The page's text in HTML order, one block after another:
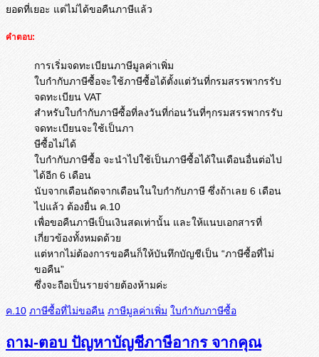
ยอดที่เยอะ แต่ไม่ได้ขอคืนภาษีแล้ว
คำตอบ:
การเริ่มจดทะเบียนภาษีมูลค่าเพิ่ม
ใบกำกับภาษีซื้อจะใช้ภาษีซื้อได้ตั้งแต่วันที่กรมสรรพากรรับ
จดทะเบียน VAT
สำหรับใบกำกับภาษีซื้อที่ลงวันที่ก่อนวันที่ๆกรมสรรพากรรับ
จดทะเบียนจะใช้เป็นภา
ษีซื้อไม่ได้
ใบกำกับภาษีซื้อ จะนำไปใช้เป็นภาษีซื้อได้ในเดือนอื่นต่อไป
ได้อีก 6 เดือน
นับจากเดือนถัดจากเดือนในใบกำกับภาษี ซึ่งถ้าเลย 6 เดือน
ไปแล้ว ต้องยื่น ค.10
เพื่อขอคืนภาษีเป็นเงินสดเท่านั้น และให้แนบเอกสารที่
เกี่ยวข้องทั้งหมดด้วย
แต่หากไม่ต้องการขอคืนก็ให้บันทึกบัญชีเป็น “ภาษีซื้อที่ไม่
ขอคืน”
ซึ่งจะถือเป็นรายจ่ายต้องห้ามค่ะ
ค.10 ภาษีซื้อที่ไม่ขอคืน ภาษีมูลค่าเพิ่ม ใบกำกับภาษีซื้อ
ถาม-ตอบ ปัญหาบัญชีภาษีอากร จากคุณ